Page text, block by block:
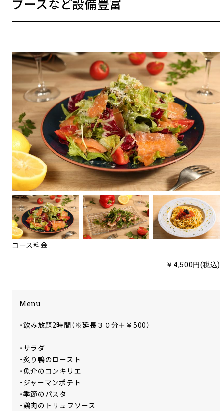
ブースなど設備豊富
コース料金
￥4,500円(税込)
Menu
・飲み放題2時間（※延長３０分＋￥500）
・サラダ
・炙り鴨のロースト
・魚介のコンキリエ
・ジャーマンポテト
・季節のパスタ
・鶏肉のトリュフソース